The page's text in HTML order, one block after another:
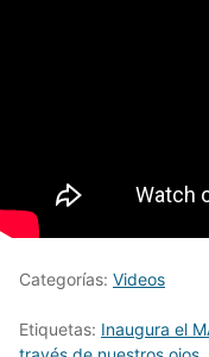
Categorías: Videos
Etiquetas: Inaugura el